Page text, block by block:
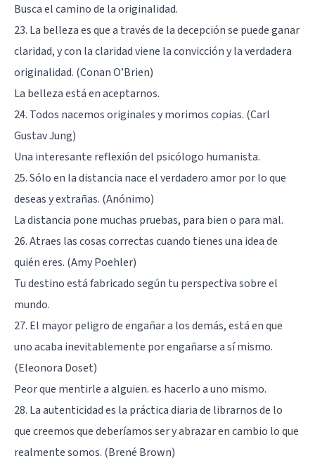
Busca el camino de la originalidad.
23. La belleza es que a través de la decepción se puede ganar
claridad, y con la claridad viene la convicción y la verdadera
originalidad. (Conan O’Brien)
La belleza está en aceptarnos.
24. Todos nacemos originales y morimos copias. (Carl
Gustav Jung)
Una interesante reflexión del psicólogo humanista.
25. Sólo en la distancia nace el verdadero amor por lo que
deseas y extrañas. (Anónimo)
La distancia pone muchas pruebas, para bien o para mal.
26. Atraes las cosas correctas cuando tienes una idea de
quién eres. (Amy Poehler)
Tu destino está fabricado según tu perspectiva sobre el
mundo.
27. El mayor peligro de engañar a los demás, está en que
uno acaba inevitablemente por engañarse a sí mismo.
(Eleonora Doset)
Peor que mentirle a alguien. es hacerlo a uno mismo.
28. La autenticidad es la práctica diaria de librarnos de lo
que creemos que deberíamos ser y abrazar en cambio lo que
realmente somos. (Brené Brown)